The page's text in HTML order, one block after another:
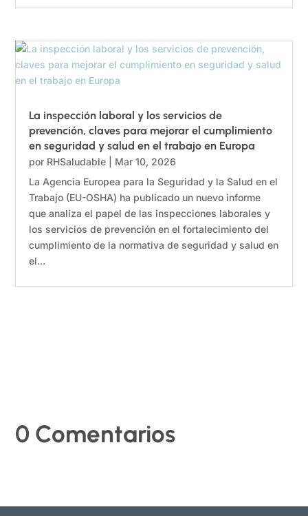
La inspección laboral y los servicios de
prevención, claves para mejorar el cumplimiento
en seguridad y salud en el trabajo en Europa
por RHSaludable
Mar 10, 2026
La Agencia Europea para la Seguridad y la Salud en el
Trabajo (EU-OSHA) ha publicado un nuevo informe
que analiza el papel de las inspecciones laborales y
los servicios de prevención en el fortalecimiento del
cumplimiento de la normativa de seguridad y salud en
el...
0 Comentarios